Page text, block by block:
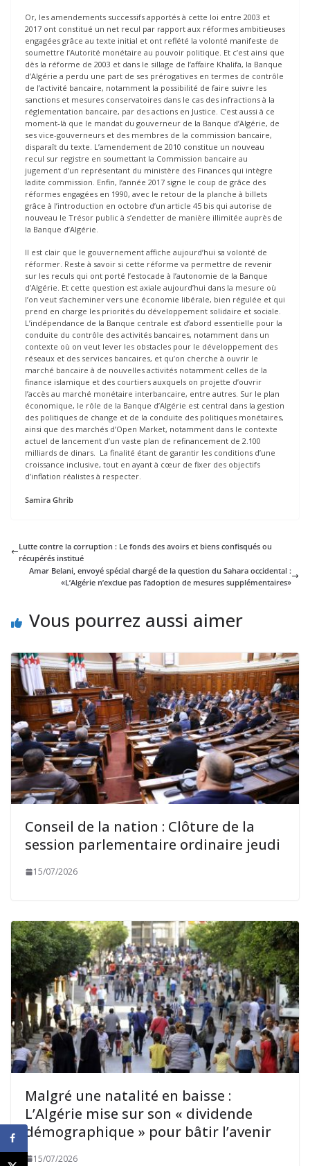
Or, les amendements successifs apportés à cette loi entre 2003 et
2017 ont constitué un net recul par rapport aux réformes ambitieuses
engagées grâce au texte initial et ont reflété la volonté manifeste de
soumettre l’Autorité monétaire au pouvoir politique. Et c’est ainsi que
dès la réforme de 2003 et dans le sillage de l’affaire Khalifa, la Banque
d’Algérie a perdu une part de ses prérogatives en termes de contrôle
de l’activité bancaire, notamment la possibilité de faire suivre les
sanctions et mesures conservatoires dans le cas des infractions à la
réglementation bancaire, par des actions en Justice. C’est aussi à ce
moment-là que le mandat du gouverneur de la Banque d’Algérie, de
ses vice-gouverneurs et des membres de la commission bancaire,
disparaît du texte. L’amendement de 2010 constitue un nouveau
recul sur registre en soumettant la Commission bancaire au
jugement d’un représentant du ministère des Finances qui intègre
ladite commission. Enfin, l’année 2017 signe le coup de grâce des
réformes engagées en 1990, avec le retour de la planche à billets
grâce à l’introduction en octobre d’un article 45 bis qui autorise de
nouveau le Trésor public à s’endetter de manière illimitée auprès de
la Banque d’Algérie.
Il est clair que le gouvernement affiche aujourd’hui sa volonté de
réformer. Reste à savoir si cette réforme va permettre de revenir
sur les reculs qui ont porté l’estocade à l’autonomie de la Banque
d’Algérie. Et cette question est axiale aujourd’hui dans la mesure où
l’on veut s’acheminer vers une économie libérale, bien régulée et qui
prend en charge les priorités du développement solidaire et sociale.
L’indépendance de la Banque centrale est d’abord essentielle pour la
conduite du contrôle des activités bancaires, notamment dans un
contexte où on veut lever les obstacles pour le développement des
réseaux et des services bancaires, et qu’on cherche à ouvrir le
marché bancaire à de nouvelles activités notamment celles de la
finance islamique et des courtiers auxquels on projette d’ouvrir
l’accès au marché monétaire interbancaire, entre autres. Sur le plan
économique, le rôle de la Banque d’Algérie est central dans la gestion
des politiques de change et de la conduite des politiques monétaires,
ainsi que des marchés d’Open Market, notamment dans le contexte
actuel de lancement d’un vaste plan de refinancement de 2.100
milliards de dinars. La finalité étant de garantir les conditions d’une
croissance inclusive, tout en ayant à cœur de fixer des objectifs
d’inflation réalistes à respecter.
Samira Ghrib
Lutte contre la corruption : Le fonds des avoirs et biens confisqués ou
récupérés institué
Amar Belani, envoyé spécial chargé de la question du Sahara occidental :
«L’Algérie n’exclue pas l’adoption de mesures supplémentaires»
Vous pourrez aussi aimer
Conseil de la nation : Clôture de la
session parlementaire ordinaire jeudi
15/07/2026
Malgré une natalité en baisse :
L’Algérie mise sur son « dividende
démographique » pour bâtir l’avenir
15/07/2026